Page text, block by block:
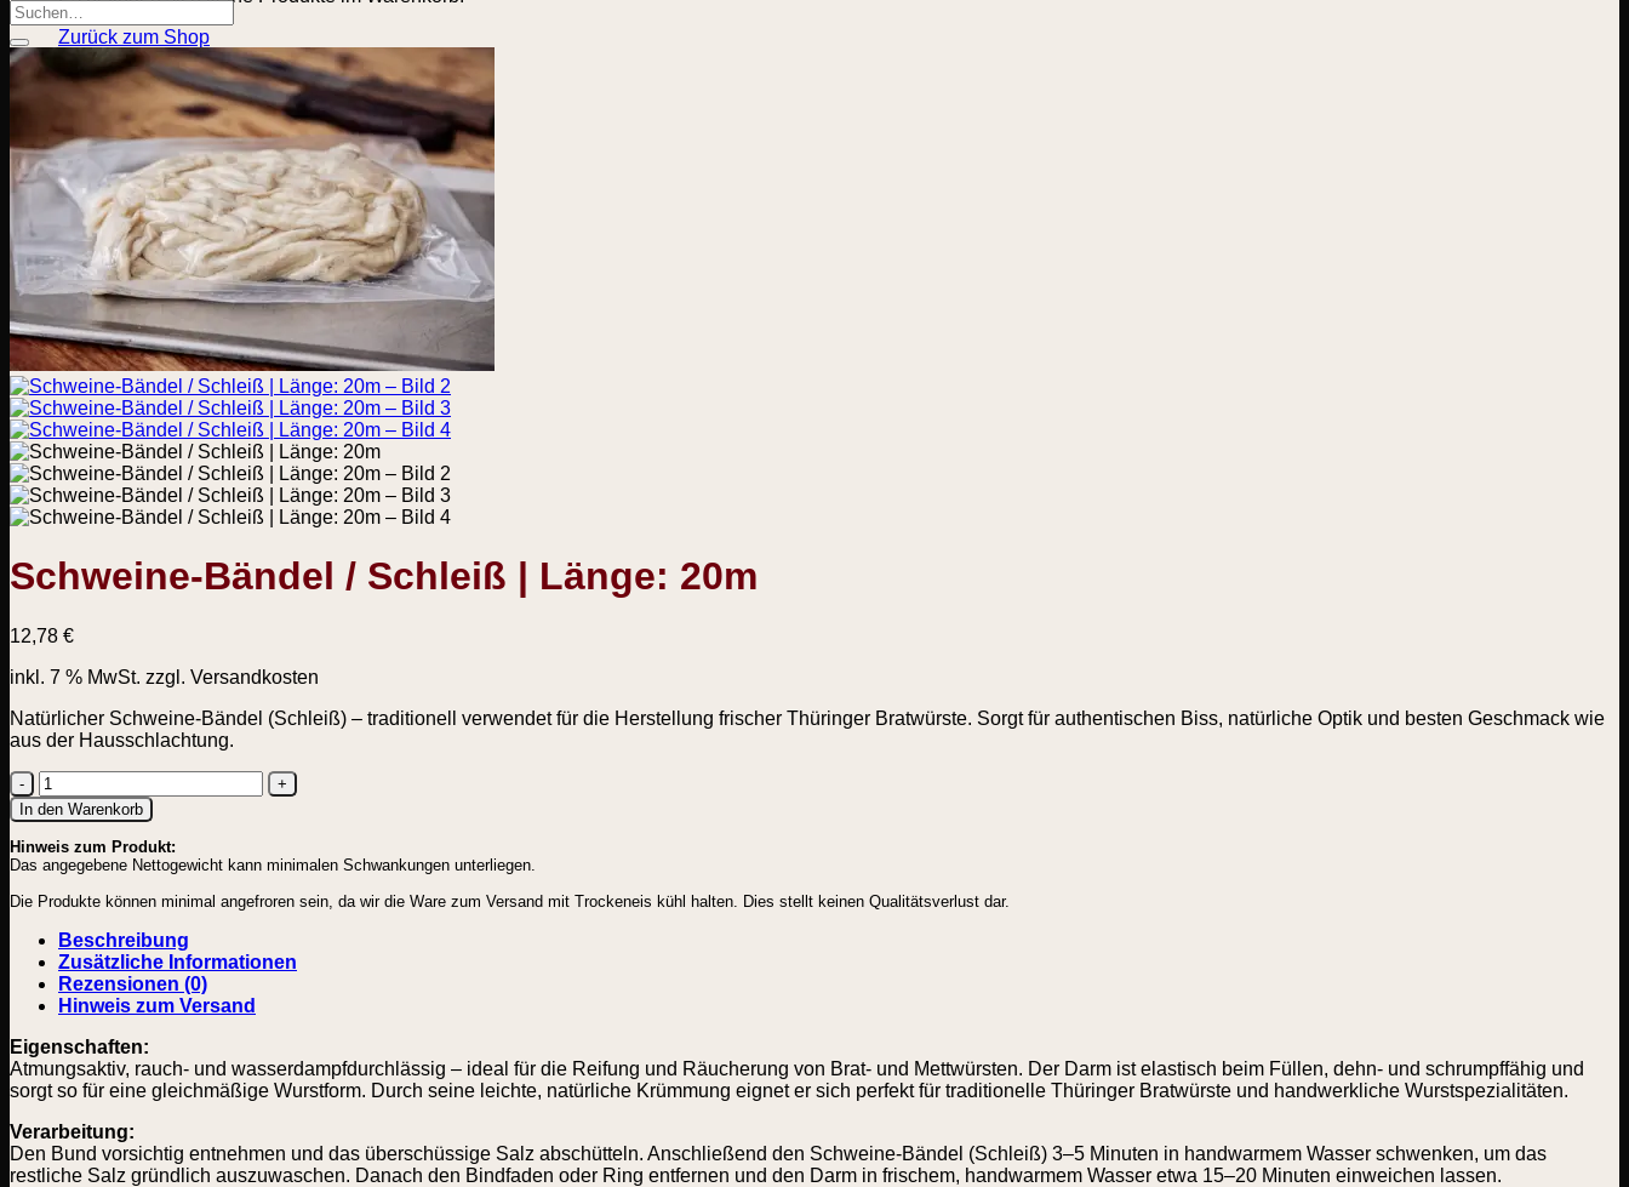
Zurück zum Shop
Suchen
nach:
Schweine-Bändel / Schleiß | Länge: 20m
12,78 €
inkl. 7 % MwSt. zzgl. Versandkosten
Natürlicher Schweine-Bändel (Schleiß) – traditionell verwendet für die Herstellung frischer Thüringer Bratwürste. Sorgt für authentischen Biss, natürliche Optik und besten Geschmack wie
aus der Hausschlachtung.
Schweine-
Bändel
/
Schleiß
|
20m
Menge
In den Warenkorb
Hinweis zum Produkt:
Das angegebene Nettogewicht kann minimalen Schwankungen unterliegen.
Die Produkte können minimal angefroren sein, da wir die Ware zum Versand mit Trockeneis kühl halten. Dies stellt keinen Qualitätsverlust dar.
Beschreibung
Zusätzliche Informationen
Rezensionen (0)
Hinweis zum Versand
Eigenschaften:
Atmungsaktiv, rauch- und wasserdampfdurchlässig – ideal für die Reifung und Räucherung von Brat- und Mettwürsten. Der Darm ist elastisch beim Füllen, dehn- und schrumpffähig und
sorgt so für eine gleichmäßige Wurstform. Durch seine leichte, natürliche Krümmung eignet er sich perfekt für traditionelle Thüringer Bratwürste und handwerkliche Wurstspezialitäten.
Verarbeitung:
Den Bund vorsichtig entnehmen und das überschüssige Salz abschütteln. Anschließend den Schweine-Bändel (Schleiß) 3–5 Minuten in handwarmem Wasser schwenken, um das
restliche Salz gründlich auszuwaschen. Danach den Bindfaden oder Ring entfernen und den Darm in frischem, handwarmem Wasser etwa 15–20 Minuten einweichen lassen.